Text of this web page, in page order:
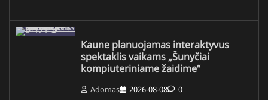
Kaune planuojamas interaktyvus
spektaklis vaikams „Šunyčiai
kompiuteriniame žaidime“
Adomas 2026-08-08 0